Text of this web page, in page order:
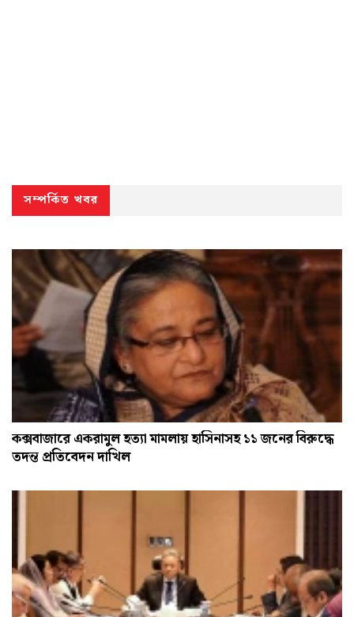
সম্পর্কিত খবর
কক্সবাজারে একরামুল হত্যা মামলায় হাসিনাসহ ১১ জনের বিরুদ্ধে
তদন্ত প্রতিবেদন দাখিল